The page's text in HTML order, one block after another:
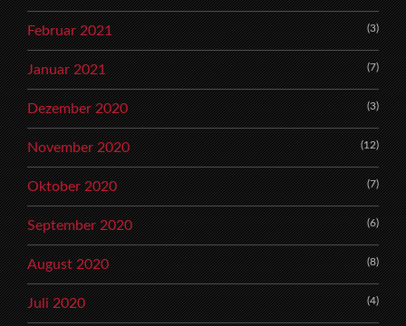
Februar 2021 (3)
Januar 2021 (7)
Dezember 2020 (3)
November 2020 (12)
Oktober 2020 (7)
September 2020 (6)
August 2020 (8)
Juli 2020 (4)